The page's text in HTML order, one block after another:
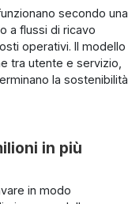
secondo una
a flussi di ricavo
operativi. Il modello
tra utente e servizio,
la sostenibilità
in più
in modo